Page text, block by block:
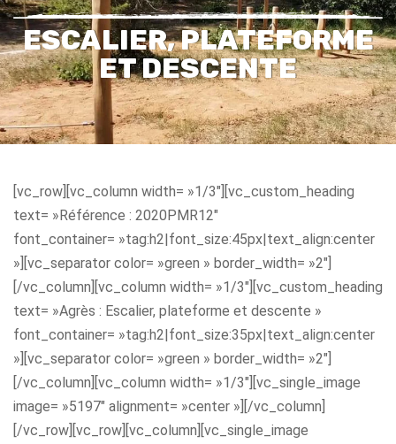
ESCALIER, PLATEFORME
ET DESCENTE
[vc_row][vc_column width= »1/3″][vc_custom_heading
text= »Référence : 2020PMR12″
font_container= »tag:h2|font_size:45px|text_align:center
»][vc_separator color= »green » border_width= »2″]
[/vc_column][vc_column width= »1/3″][vc_custom_heading
text= »Agrès : Escalier, plateforme et descente »
font_container= »tag:h2|font_size:35px|text_align:center
»][vc_separator color= »green » border_width= »2″]
[/vc_column][vc_column width= »1/3″][vc_single_image
image= »5197″ alignment= »center »][/vc_column]
[/vc_row][vc_row][vc_column][vc_single_image